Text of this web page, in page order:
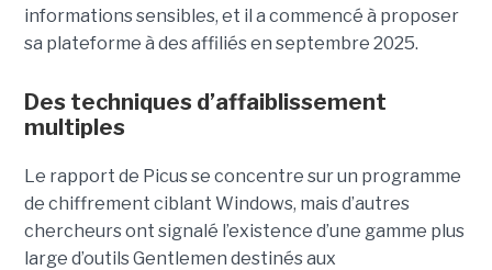
informations sensibles, et il a commencé à proposer
sa plateforme à des affiliés en septembre 2025.
Des techniques d’affaiblissement
multiples
Le rapport de Picus se concentre sur un programme
de chiffrement ciblant Windows, mais d’autres
chercheurs ont signalé l’existence d’une gamme plus
large d’outils Gentlemen destinés aux